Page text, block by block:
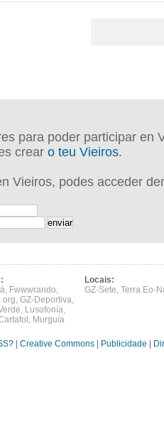
para poder participar en
crear o teu Vieiros.
Vieiros, podes acceder
, Fwwwrando,
, GZ-Deportiva,
, Lusofonía,
, Murguía
Locais:
GZ-Sete, Terra Eo-
Creative Commons Publicidade